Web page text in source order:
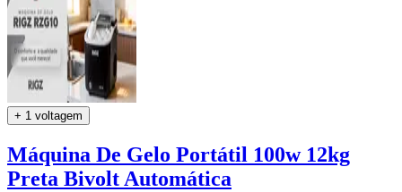
+ 1 voltagem
Máquina De Gelo Portátil 100w 12kg
Preta Bivolt Automática